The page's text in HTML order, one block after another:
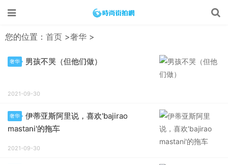
您的位置： 首页 >奢华 >
奢华 男孩不哭（但他们做）
2021-09-30
奢华
伊蒂亚斯阿里说，喜欢'bajirao
mastani'的拖车
2021-09-30